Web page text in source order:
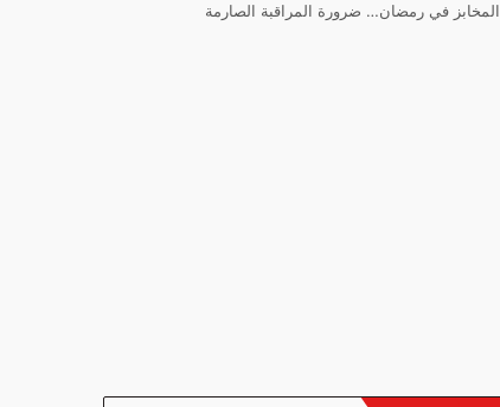
المخابز في رمضان… ضرورة المراقبة الصارمة